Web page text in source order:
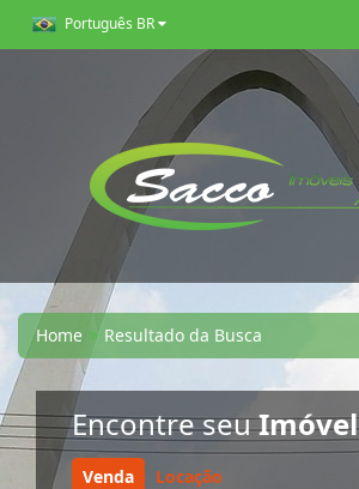
Português BR
Home Resultado da Busca
Encontre seuImóvel
Venda Locação